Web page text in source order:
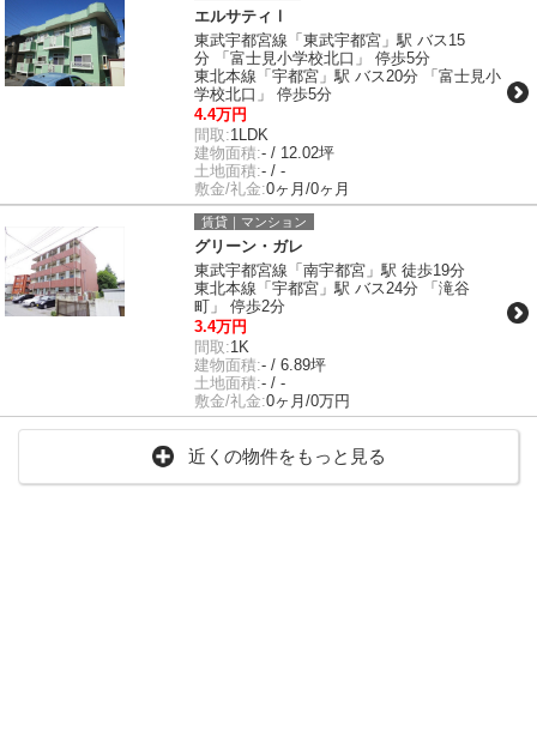
エルサティⅠ
東武宇都宮線「東武宇都宮」駅 バス15
分 「富士見小学校北口」 停歩5分
東北本線「宇都宮」駅 バス20分 「富士見小
学校北口」 停歩5分
4.4万円
間取:1LDK
建物面積:- / 12.02坪
土地面積:- / -
敷金/礼金:0ヶ月/0ヶ月
賃貸｜マンション
グリーン・ガレ
東武宇都宮線「南宇都宮」駅 徒歩19分
東北本線「宇都宮」駅 バス24分 「滝谷
町」 停歩2分
3.4万円
間取:1K
建物面積:- / 6.89坪
土地面積:- / -
敷金/礼金:0ヶ月/0万円
近くの物件をもっと見る